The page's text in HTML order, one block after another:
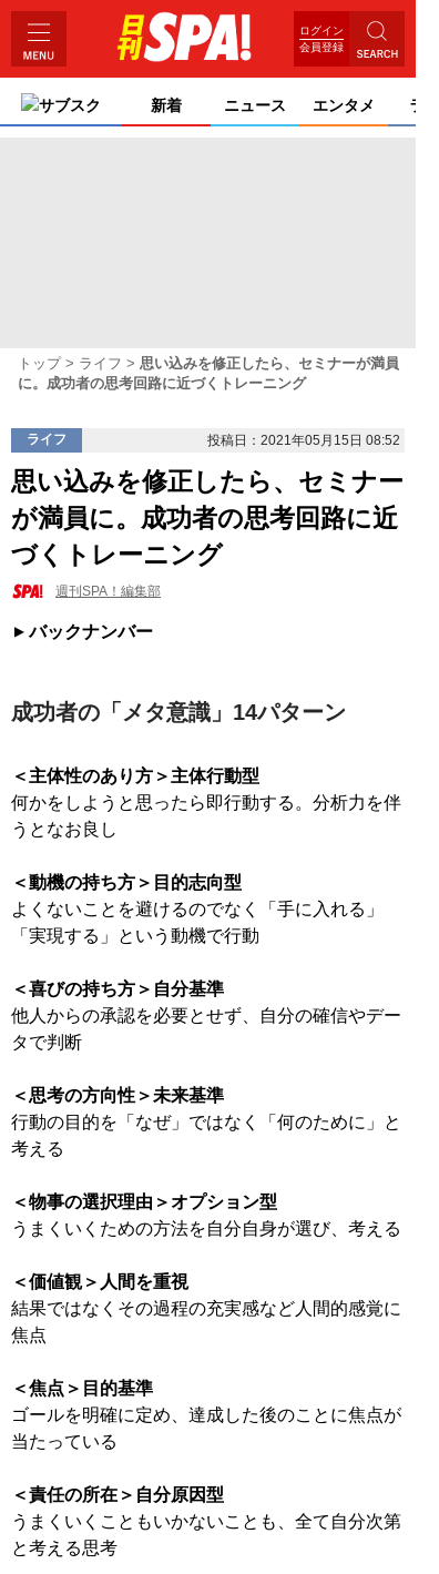
ログイン
会員登録
サブスク 新着 ニュース エンタメ ライ
トップ ライフ
思い込みを修正したら、セミナーが満員
に。成功者の思考回路に近づくトレーニング
ライフ 投稿日：2021年05月15日 08:52
思い込みを修正したら、セミナー
が満員に。成功者の思考回路に近
づくトレーニング
週刊SPA！編集部
バックナンバー
成功者の「メタ意識」14パターン
＜主体性のあり方＞主体行動型
何かをしようと思ったら即行動する。分析力を伴
うとなお良し
＜動機の持ち方＞目的志向型
よくないことを避けるのでなく「手に入れる」
「実現する」という動機で行動
＜喜びの持ち方＞自分基準
他人からの承認を必要とせず、自分の確信やデー
タで判断
＜思考の方向性＞未来基準
行動の目的を「なぜ」ではなく「何のために」と
考える
＜物事の選択理由＞オプション型
うまくいくための方法を自分自身が選び、考える
＜価値観＞人間を重視
結果ではなくその過程の充実感など人間的感覚に
焦点
＜焦点＞目的基準
ゴールを明確に定め、達成した後のことに焦点が
当たっている
＜責任の所在＞自分原因型
うまくいくこともいかないことも、全て自分次第
と考える思考